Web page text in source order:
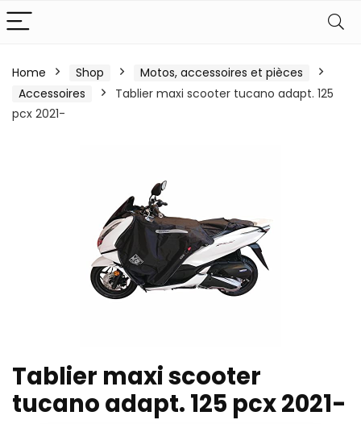
Home Shop
Motos, accessoires et pièces
Accessoires
Tablier maxi scooter tucano adapt. 125
pcx 2021-
Tablier maxi scooter
tucano adapt. 125 pcx 2021-